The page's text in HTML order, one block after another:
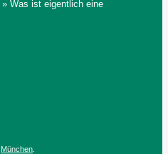
» Was ist eigentlich eine
München